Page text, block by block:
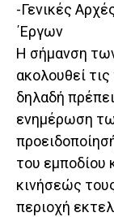
-Γενικές
΄Εργων
Η σήμανση
ακολουθεί
δηλαδή
ενημέρωση
του εμποδίου
κινήσεώς
περιοχή